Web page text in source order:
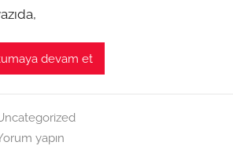
devam et
yapın